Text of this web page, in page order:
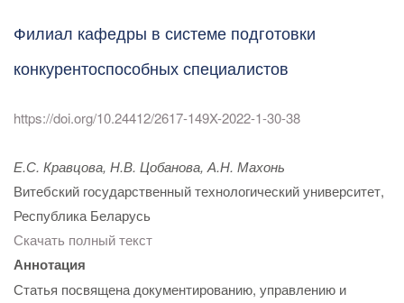
Филиал кафедры в системе подготовки
конкурентоспособных специалистов
https://doi.org/10.24412/2617-149X-2022-1-30-38
Е.С. Кравцова, Н.В. Цобанова, А.Н. Махонь
Витебский государственный технологический университет,
Республика Беларусь
Скачать полный текст
Аннотация
Статья посвящена документированию, управлению и